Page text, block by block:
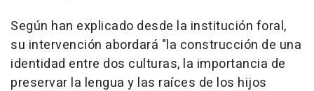
Según han explicado desde la institución foral,
su intervención abordará "la construcción de una
identidad entre dos culturas, la importancia de
preservar la lengua y las raíces de los hijos